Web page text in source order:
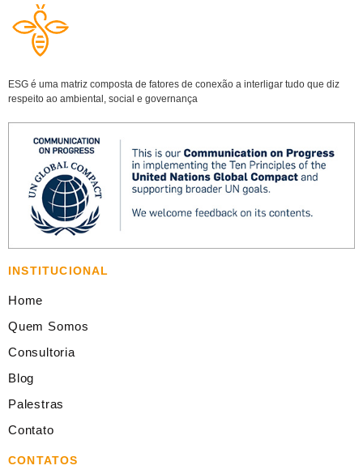
ESG é uma matriz composta de fatores de conexão a interligar tudo que diz
respeito ao ambiental, social e governança
INSTITUCIONAL
Home
Quem Somos
Consultoria
Blog
Palestras
Contato
CONTATOS